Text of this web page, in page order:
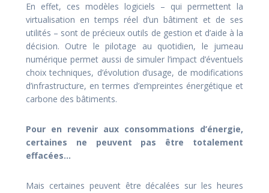
En effet, ces modèles logiciels – qui permettent la
virtualisation en temps réel d’un bâtiment et de ses
utilités – sont de précieux outils de gestion et d’aide à la
décision. Outre le pilotage au quotidien, le jumeau
numérique permet aussi de simuler l’impact d’éventuels
choix techniques, d’évolution d’usage, de modifications
d’infrastructure, en termes d’empreintes énergétique et
carbone des bâtiments.
Pour en revenir aux consommations d’énergie,
certaines ne peuvent pas être totalement
effacées…
Mais certaines peuvent être décalées sur les heures